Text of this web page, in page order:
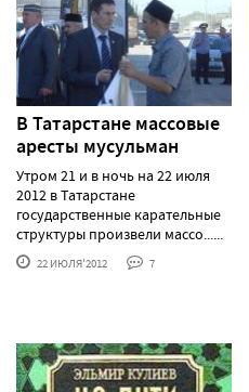
В Татарстане массовые
аресты мусульман
Утром 21 и в ночь на 22 июля
2012 в Татарстане
государственные карательные
структуры произвели массо......
22 ИЮЛЯ'2012 7